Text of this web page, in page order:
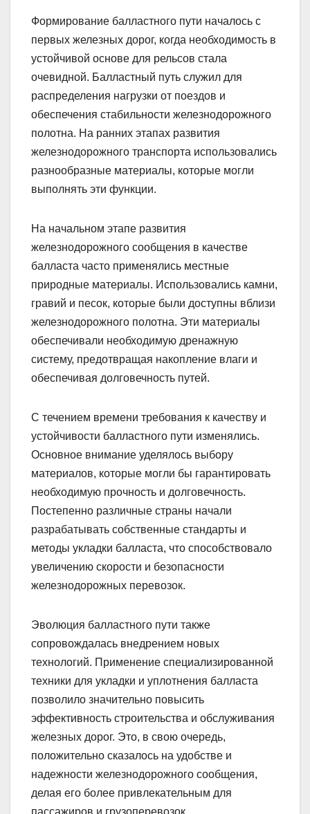
Формирование балластного пути началось с
первых железных дорог, когда необходимость в
устойчивой основе для рельсов стала
очевидной. Балластный путь служил для
распределения нагрузки от поездов и
обеспечения стабильности железнодорожного
полотна. На ранних этапах развития
железнодорожного транспорта использовались
разнообразные материалы, которые могли
выполнять эти функции.
На начальном этапе развития
железнодорожного сообщения в качестве
балласта часто применялись местные
природные материалы. Использовались камни,
гравий и песок, которые были доступны вблизи
железнодорожного полотна. Эти материалы
обеспечивали необходимую дренажную
систему, предотвращая накопление влаги и
обеспечивая долговечность путей.
С течением времени требования к качеству и
устойчивости балластного пути изменялись.
Основное внимание уделялось выбору
материалов, которые могли бы гарантировать
необходимую прочность и долговечность.
Постепенно различные страны начали
разрабатывать собственные стандарты и
методы укладки балласта, что способствовало
увеличению скорости и безопасности
железнодорожных перевозок.
Эволюция балластного пути также
сопровождалась внедрением новых
технологий. Применение специализированной
техники для укладки и уплотнения балласта
позволило значительно повысить
эффективность строительства и обслуживания
железных дорог. Это, в свою очередь,
положительно сказалось на удобстве и
надежности железнодорожного сообщения,
делая его более привлекательным для